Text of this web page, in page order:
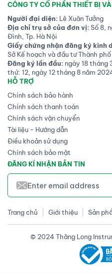
CÔNG TY CỔ PHẦN THIẾT BỊ
Người đại diện: Lê Xuân Tưởng
Địa chỉ trụ sở của đơn vị:Số 8,
Đình, Tp. Hà Nội
Giấy chứng nhận đăng ký kinh
Sở Kế hoạch và đầu tư Thành phố
Đăng ký lần đầu: ngày 18 tháng
thứ: 12, ngày 12 tháng 8 năm
HỖ TRỢ
Chính sách bảo hành
Chính sách thanh toán
Chính sách vận chuyển
Tài liệu - Hướng dẫn
Điều khoản sử dụng
Chính sách bảo mật
ĐĂNG KÍ NHẬN BẢN TIN
Trang chủ Giới thiệu Sản
© 2024 Thăng Long